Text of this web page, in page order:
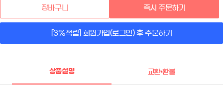
장바구니 즉시 주문하기
[3%적립] 회원가입(로그인) 후 주문하기
상품설명 교환•환불